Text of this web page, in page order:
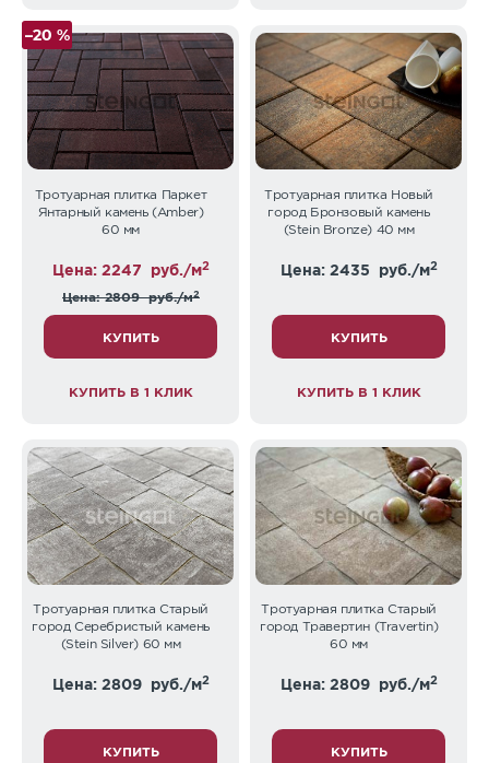
–20 %
Тротуарная плитка Паркет
Янтарный камень (Аmber)
60 мм
Цена: 2247 руб./м2
Цена: 2809руб./м2
КУПИТЬ
КУПИТЬ В 1 КЛИК
Тротуарная плитка Новый
город Бронзовый камень
(Stein Bronze) 40 мм
Цена: 2435 руб./м2
КУПИТЬ
КУПИТЬ В 1 КЛИК
Тротуарная плитка Старый
город Серебристый камень
(Stein Silver) 60 мм
Цена: 2809 руб./м2
КУПИТЬ
Тротуарная плитка Старый
город Травертин (Travertin)
60 мм
Цена: 2809 руб./м2
КУПИТЬ